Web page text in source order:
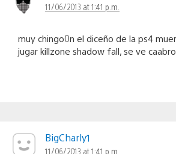
11/06/2013 at 1:41 p.m.
muy chingo0n el diceño de la ps4
jugar killzone shadow fall, se ve
BigCharly1
11/06/2013 at 1:41 p.m.